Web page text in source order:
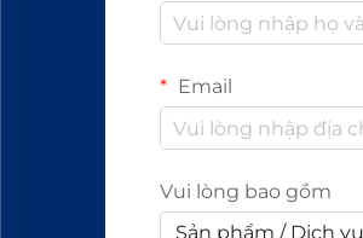
Email
Vui lòng bao gồm
Sản phẩm / Dịch vụ